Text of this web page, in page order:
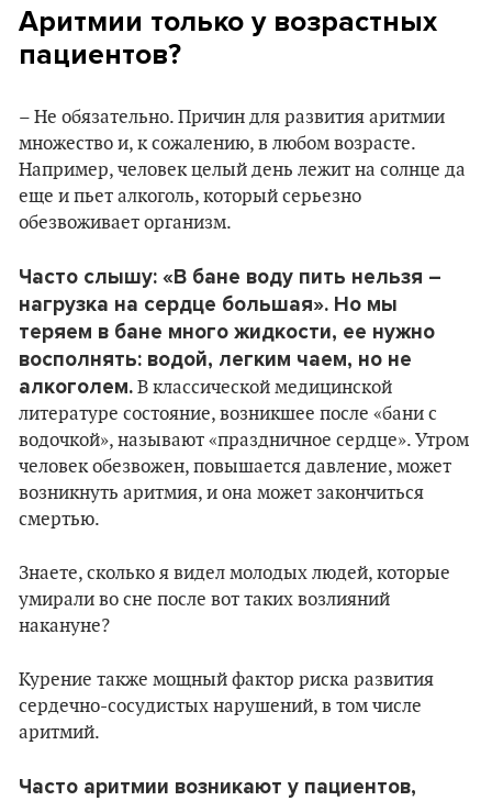
Аритмии только у возрастных
пациентов?
– Не обязательно. Причин для развития аритмии
множество и, к сожалению, в любом возрасте.
Например, человек целый день лежит на солнце да
еще и пьет алкоголь, который серьезно
обезвоживает организм.
Часто слышу: «В бане воду пить нельзя –
нагрузка на сердце большая». Но мы
теряем в бане много жидкости, ее нужно
восполнять: водой, легким чаем, но не
алкоголем. В классической медицинской
литературе состояние, возникшее после «бани с
водочкой», называют «праздничное сердце». Утром
человек обезвожен, повышается давление, может
возникнуть аритмия, и она может закончиться
смертью.
Знаете, сколько я видел молодых людей, которые
умирали во сне после вот таких возлияний
накануне?
Курение также мощный фактор риска развития
сердечно-сосудистых нарушений, в том числе
аритмий.
Часто аритмии возникают у пациентов,